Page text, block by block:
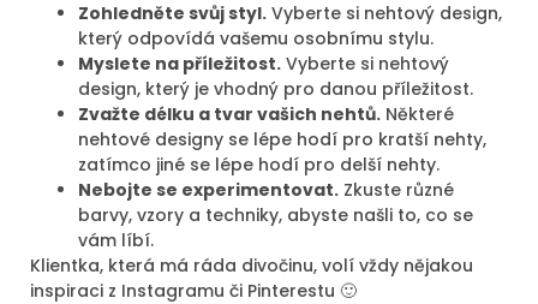
Zohledněte svůj styl. Vyberte si nehtový design,
který odpovídá vašemu osobnímu stylu.
Myslete na příležitost. Vyberte si nehtový
design, který je vhodný pro danou příležitost.
Zvažte délku a tvar vašich nehtů. Některé
nehtové designy se lépe hodí pro kratší nehty,
zatímco jiné se lépe hodí pro delší nehty.
Nebojte se experimentovat. Zkuste různé
barvy, vzory a techniky, abyste našli to, co se
vám líbí.
Klientka, která má ráda divočinu, volí vždy nějakou
inspiraci z Instagramu či Pinterestu 🙂